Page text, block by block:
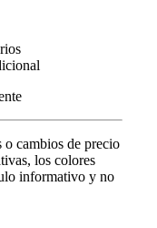
o cambios de precio
los colores
informativo y no